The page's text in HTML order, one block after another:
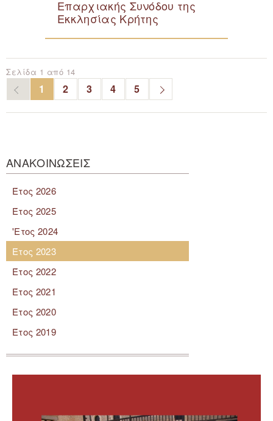
Επαρχιακής Συνόδου της
Εκκλησίας Κρήτης
Σελίδα 1 από 14
1 2 3 4 5
ΑΝΑΚΟΙΝΩΣΕΙΣ
Έτος 2026
Έτος 2025
'Ετος 2024
Έτος 2023
Έτος 2022
Έτος 2021
Έτος 2020
Έτος 2019